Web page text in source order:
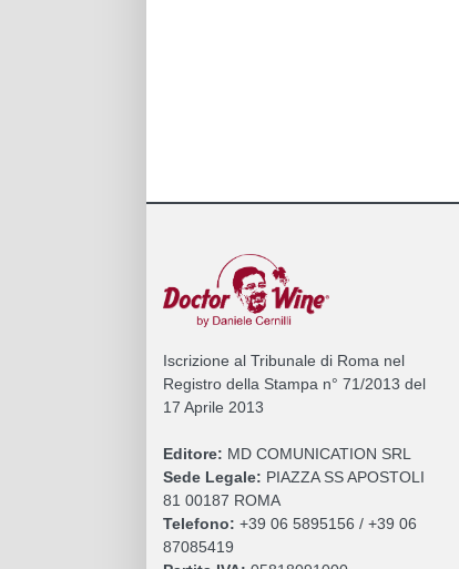
Iscrizione al Tribunale di Roma nel
Registro della Stampa n° 71/2013 del
17 Aprile 2013
Editore: MD COMUNICATION SRL
Sede Legale: PIAZZA SS APOSTOLI
81 00187 ROMA
Telefono: +39 06 5895156 / +39 06
87085419